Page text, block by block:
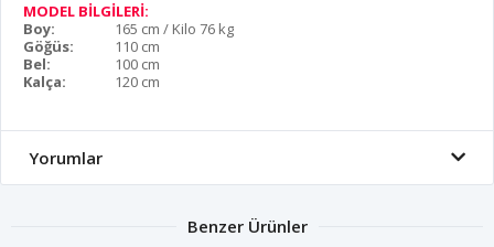
MODEL BİLGİLERİ:
Boy:
165 cm / Kilo 76 kg
Göğüs:
110 cm
Bel:
100 cm
Kalça:
120 cm
Yorumlar
Benzer Ürünler